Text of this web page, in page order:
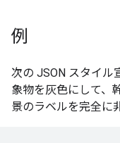
例
次の JSON スタイル
象物を灰色にして、
景のラベルを完全に